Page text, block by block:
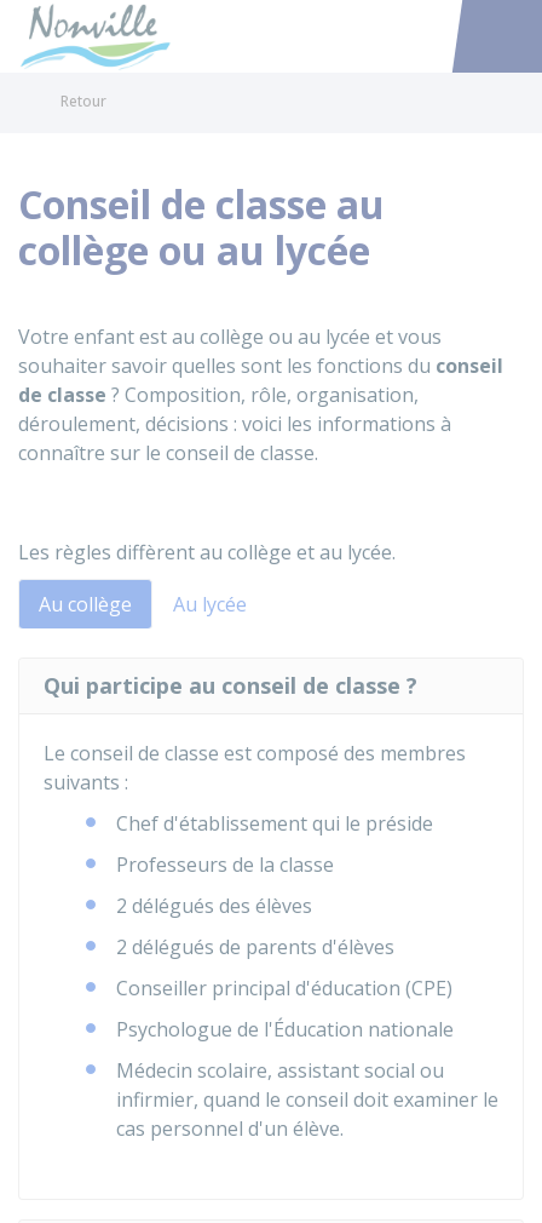
Accéder
Retour
Conseil de classe au
collège ou au lycée
Votre enfant est au collège ou au lycée et vous
souhaiter savoir quelles sont les fonctions du conseil
de classe ? Composition, rôle, organisation,
déroulement, décisions : voici les informations à
connaître sur le conseil de classe.
Les règles diffèrent au collège et au lycée.
Au collège
Au lycée
Qui participe au conseil de classe ?
Le conseil de classe est composé des membres
suivants :
Chef d'établissement qui le préside
Professeurs de la classe
2 délégués des élèves
2 délégués de parents d'élèves
Conseiller principal d'éducation (CPE)
Psychologue de l'Éducation nationale
Médecin scolaire, assistant social ou
infirmier, quand le conseil doit examiner le
cas personnel d'un élève.